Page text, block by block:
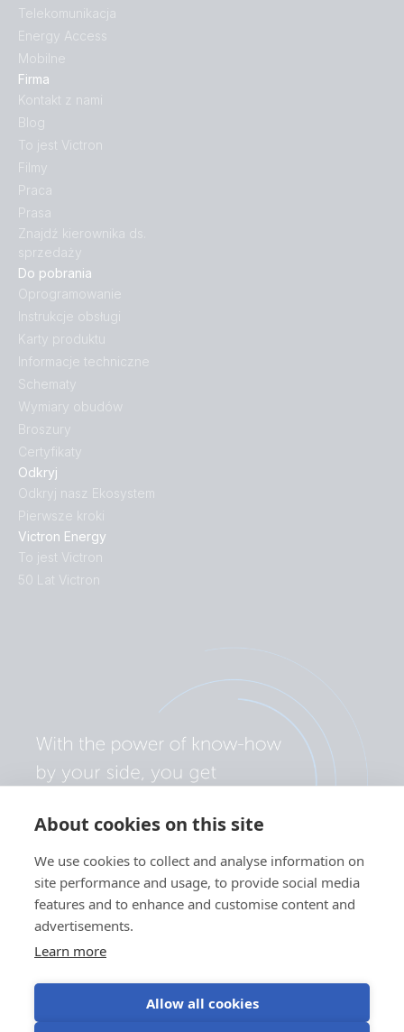
About cookies on this site
We use cookies to collect and analyse information on
site performance and usage, to provide social media
features and to enhance and customise content and
advertisements.
Learn more
Allow all cookies
Odkryj
Odkryj nasz Ekosystem
Pierwsze kroki
Victron Energy
To jest Victron
50 Lat Victron
Do pobrania
Oprogramowanie
Instrukcje obsługi
Karty produktu
Informacje techniczne
Schematy
Wymiary obudów
Broszury
Certyfikaty
Telekomunikacja
Energy Access
Mobilne
Firma
Kontakt z nami
Blog
To jest Victron
Filmy
Praca
Prasa
Znajdź kierownika ds.
sprzedaży